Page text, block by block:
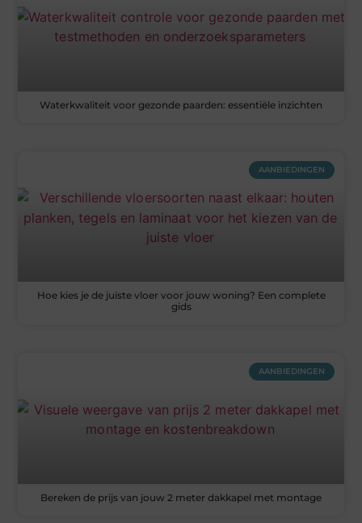
Waterkwaliteit voor gezonde paarden: essentiële inzichten
AANBIEDINGEN
Hoe kies je de juiste vloer voor jouw woning? Een complete
gids
AANBIEDINGEN
Bereken de prijs van jouw 2 meter dakkapel met montage